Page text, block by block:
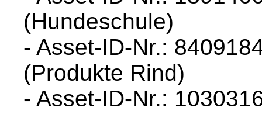
(Hundeschule)
- Asset-ID-Nr.:
(Produkte Rind)
- Asset-ID-Nr.: